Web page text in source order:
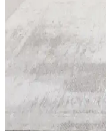
Awox Ligero
Infrared Isıtıcı,
Awox Ligero X9502, 600
döner ve enerji tasarruflu
tasarımıyla kolay
Anker 545 Nano
Karşılaştırması:
İçin Uygun